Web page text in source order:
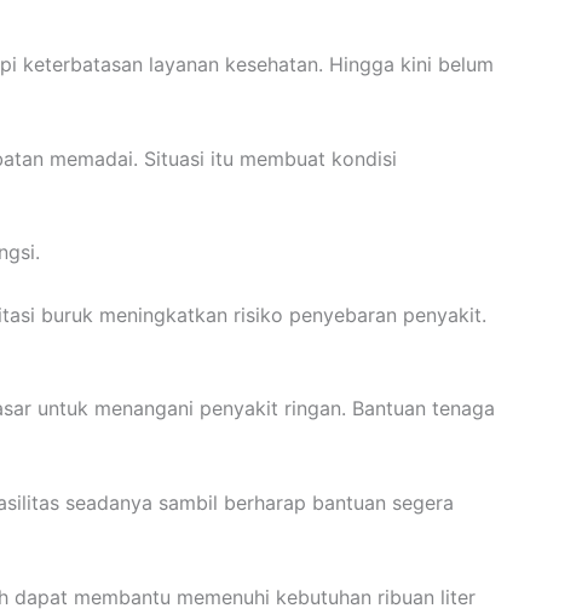
keterbatasan layanan kesehatan. Hingga kini belum
memadai. Situasi itu membuat kondisi
buruk meningkatkan risiko penyebaran penyakit.
untuk menangani penyakit ringan. Bantuan tenaga
seadanya sambil berharap bantuan segera
dapat membantu memenuhi kebutuhan ribuan liter